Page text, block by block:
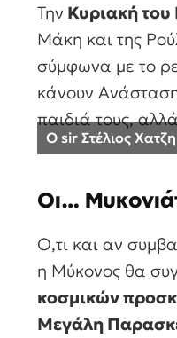
Την Κυριακή του
Μάκη και της
σύμφωνα με το
κάνουν
παιδιά τους,
Ο sir Στέλιος
Οι…
Ο,τι και αν
η Μύκονος θα
κοσμικών
Μεγάλη